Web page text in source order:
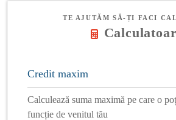
TE AJUTĂM SĂ-ȚI FACI
Credit maxim
Calculează suma maximă pe care o
funcție de venitul tău